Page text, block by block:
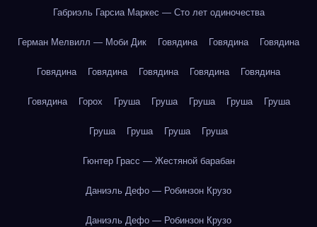
Габриэль Гарсиа Маркес — Сто лет одиночества
Герман Мелвилл — Моби Дик Говядина Говядина Говядина
Говядина Говядина Говядина Говядина Говядина
Говядина Горох Груша Груша Груша Груша Груша
Груша Груша Груша Груша
Гюнтер Грасс — Жестяной барабан
Даниэль Дефо — Робинзон Крузо
Даниэль Дефо — Робинзон Крузо